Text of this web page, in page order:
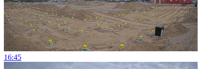
16:45